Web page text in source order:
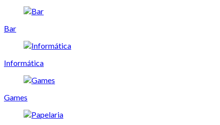
Bar
Informática
Games